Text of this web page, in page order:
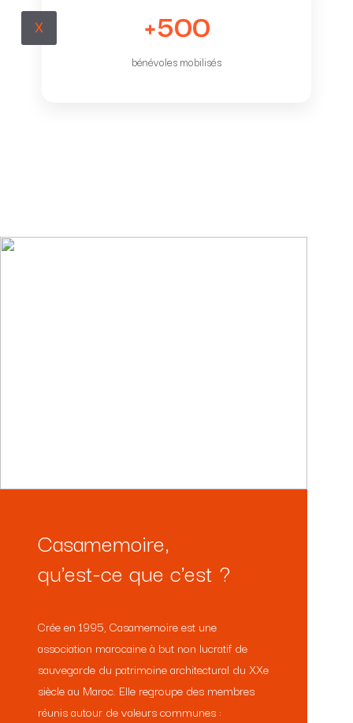
X +500
bénévoles mobilisés
Casamemoire,
qu'est-ce que c'est ?
Crée en 1995, Casamemoire est une
association marocaine à but non lucratif de
sauvegarde du patrimoine architectural du XXe
siècle au Maroc. Elle regroupe des membres
réunis autour de valeurs communes :